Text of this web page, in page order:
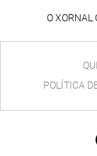
O XORNAL
POLÍTICA